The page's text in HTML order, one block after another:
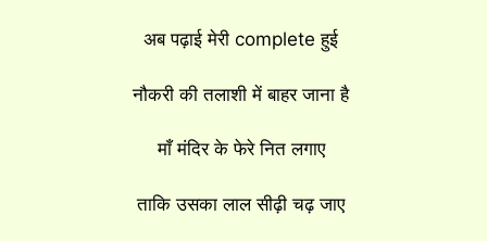
अब पढ़ाई मेरी complete हुई
नौकरी की तलाशी में बाहर जाना है
माँ मंदिर के फेरे नित लगाए
ताकि उसका लाल सीढ़ी चढ़ जाए